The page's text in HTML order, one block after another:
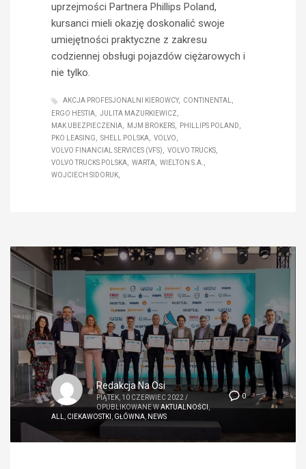
uprzejmości Partnera Phillips Poland,
kursanci mieli okazję doskonalić swoje
umiejętności praktyczne z zakresu
codziennej obsługi pojazdów ciężarowych i
nie tylko.
AKCJA PROFESJONALNI KIEROWCY
CONTINENTAL
ERGO HESTIA
JULITA MAZURKIEWICZ
MAK UBEZPIECZENIA
MJM BROKERS
PHILLIPS POLAND
PKO LEASING
SHELL POLSKA
VOLVO
VOLVO FINANCIAL SERVICES (VFS)
VOLVO TRUCKS
VOLVO TRUCKS POLSKA
WARTA
WIELTON S.A.
WOJCIECH SIDORUK
0
Redakcja Na Osi
PIĄTEK, 10 CZERWIEC 2022 /
OPUBLIKOWANE WAKTUALNOŚCI,
ALL
CIEKAWOSTKI GŁÓWNA NEWS